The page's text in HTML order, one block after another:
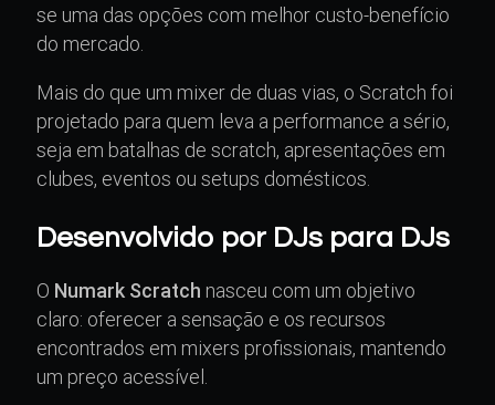
se uma das opções com melhor custo-benefício
do mercado.
Mais do que um mixer de duas vias, o Scratch foi
projetado para quem leva a performance a sério,
seja em batalhas de scratch, apresentações em
clubes, eventos ou setups domésticos.
Desenvolvido por DJs para DJs
O Numark Scratch nasceu com um objetivo
claro: oferecer a sensação e os recursos
encontrados em mixers profissionais, mantendo
um preço acessível.